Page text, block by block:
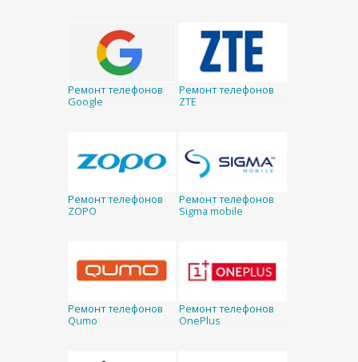
Ремонт телефонов
Google
Ремонт телефонов
ZTE
Ремонт телефонов
ZOPO
Ремонт телефонов
Sigma mobile
Ремонт телефонов
Qumo
Ремонт телефонов
OnePlus